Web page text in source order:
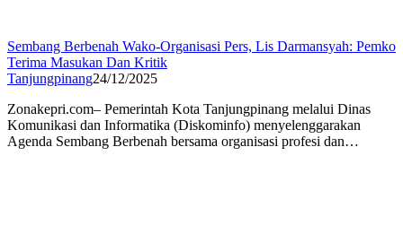
Sembang Berbenah Wako-Organisasi Pers, Lis Darmansyah: Pemko
Terima Masukan Dan Kritik
Tanjungpinang24/12/2025
Zonakepri.com– Pemerintah Kota Tanjungpinang melalui Dinas
Komunikasi dan Informatika (Diskominfo) menyelenggarakan
Agenda Sembang Berbenah bersama organisasi profesi dan…